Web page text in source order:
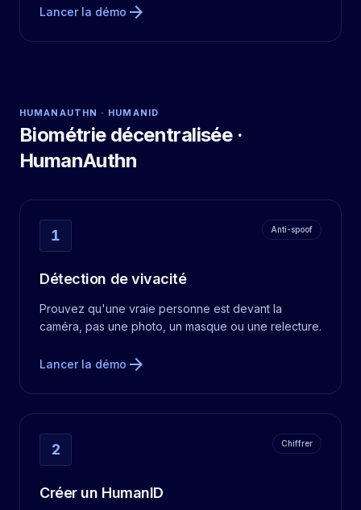
Lancer la démo arrow_forward
HUMANAUTHN · HUMANID
Biométrie décentralisée ·
HumanAuthn
1 Anti-spoof
Détection de vivacité
Prouvez qu'une vraie personne est devant la
caméra, pas une photo, un masque ou une relecture.
Lancer la démo arrow_forward
2 Chiffrer
Créer un HumanID